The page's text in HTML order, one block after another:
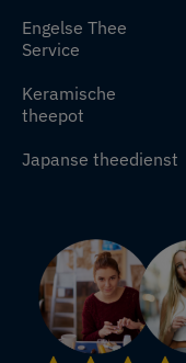
Engelse Thee
Service
Keramische
theepot
Japanse theedienst